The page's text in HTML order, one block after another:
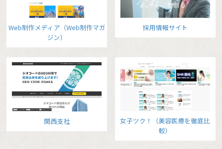
Web制作メディア（Web制作マガ
ジン）
採用情報サイト
関西支社
女子ツク！（美容医療を徹底比
較）